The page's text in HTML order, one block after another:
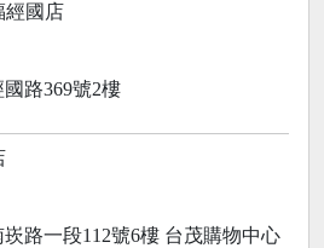
經國店
路369號2樓
路一段112號6樓 台茂購物中心